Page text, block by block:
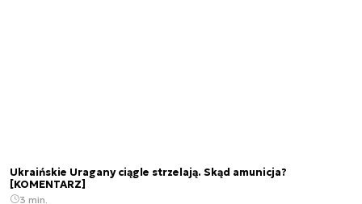
Ukraińskie Uragany ciągle strzelają. Skąd amunicja?
[KOMENTARZ]
3 min.